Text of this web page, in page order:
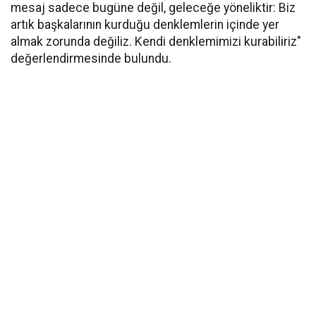
mesaj sadece bugüne değil, geleceğe yöneliktir: Biz
artık başkalarının kurduğu denklemlerin içinde yer
almak zorunda değiliz. Kendi denklemimizi kurabiliriz"
değerlendirmesinde bulundu.